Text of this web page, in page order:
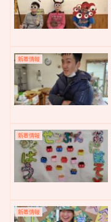
新着情報
新着情報
新着情報